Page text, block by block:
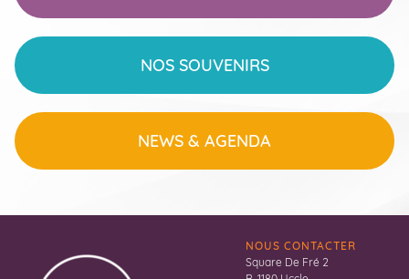
NOS SOUVENIRS
NEWS & AGENDA
NOUS CONTACTER
Square De Fré 2